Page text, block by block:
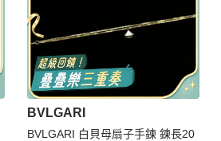
BVLGARI
BVLGARI 白貝母扇子手鍊 鍊長20